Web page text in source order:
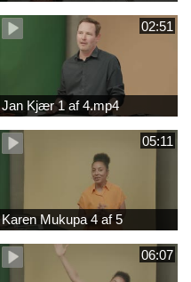
02:51
Jan Kjær 1 af 4.mp4
05:11
Karen Mukupa 4 af 5
06:07